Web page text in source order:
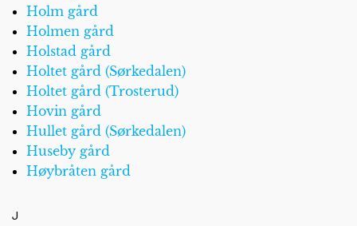
Holm gård
Holmen gård
Holstad gård
Holtet gård (Sørkedalen)
Holtet gård (Trosterud)
Hovin gård
Hullet gård (Sørkedalen)
Huseby gård
Høybråten gård
J